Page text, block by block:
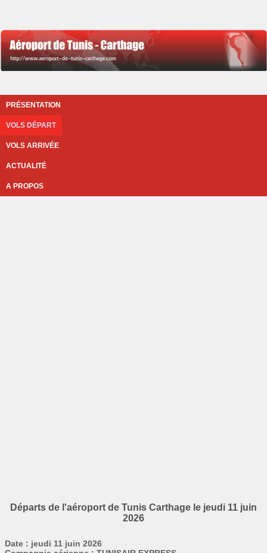
PRÉSENTATION
VOLS DÉPART
VOLS ARRIVÉE
ACTUALITÉ
A PROPOS
Départs de l'aéroport de Tunis Carthage le jeudi 11 juin
2026
Date : jeudi 11 juin 2026